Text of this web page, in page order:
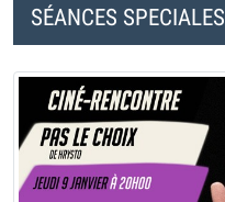
SÉANCES SPECIALES